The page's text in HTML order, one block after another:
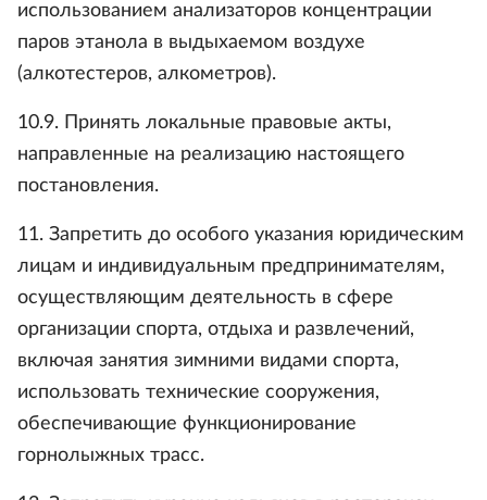
использованием анализаторов концентрации
паров этанола в выдыхаемом воздухе
(алкотестеров, алкометров).
10.9. Принять локальные правовые акты,
направленные на реализацию настоящего
постановления.
11. Запретить до особого указания юридическим
лицам и индивидуальным предпринимателям,
осуществляющим деятельность в сфере
организации спорта, отдыха и развлечений,
включая занятия зимними видами спорта,
использовать технические сооружения,
обеспечивающие функционирование
горнолыжных трасс.